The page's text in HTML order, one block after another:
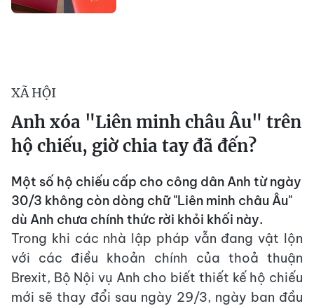
XÃ HỘI
Anh xóa "Liên minh châu Âu" trên
hộ chiếu, giờ chia tay đã đến?
Một số hộ chiếu cấp cho công dân Anh từ ngày
30/3 không còn dòng chữ "Liên minh châu Âu"
dù Anh chưa chính thức rời khỏi khối này.
Trong khi các nhà lập pháp vẫn đang vật lộn
với các điều khoản chính của thoả thuận
Brexit, Bộ Nội vụ Anh cho biết thiết kế hộ chiếu
mới sẽ thay đổi sau ngày 29/3, ngày ban đầu